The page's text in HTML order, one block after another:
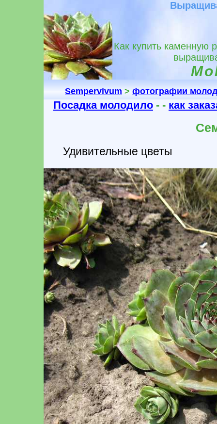
Как купить каменную
Sempervivum > фотографии
Посадка молодило - - как
Удивительные цветы